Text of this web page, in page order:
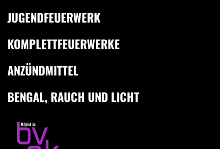
JUGENDFEUERWERK
KOMPLETTFEUERWERKE
ANZÜNDMITTEL
BENGAL, RAUCH UND LICHT